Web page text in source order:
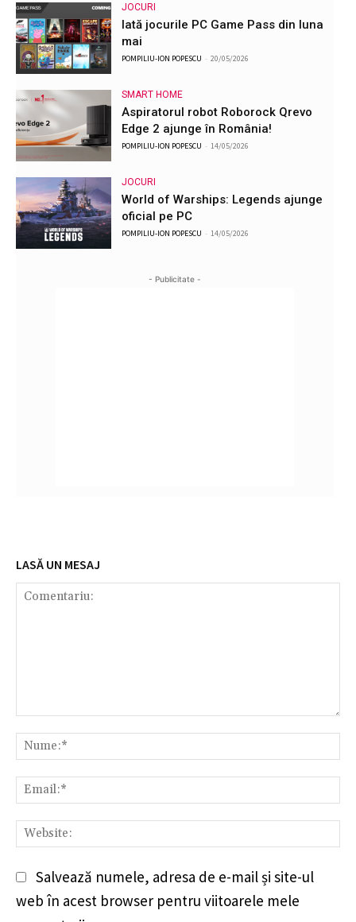
JOCURI
Iată jocurile PC Game Pass din luna
mai
POMPILIU-ION POPESCU - 20/05/2026
SMART HOME
Aspiratorul robot Roborock Qrevo
Edge 2 ajunge în România!
POMPILIU-ION POPESCU - 14/05/2026
JOCURI
World of Warships: Legends ajunge
oficial pe PC
POMPILIU-ION POPESCU - 14/05/2026
- Publicitate -
LASĂ UN MESAJ
Salvează numele, adresa de e-mail și site-ul
web în acest browser pentru viitoarele mele